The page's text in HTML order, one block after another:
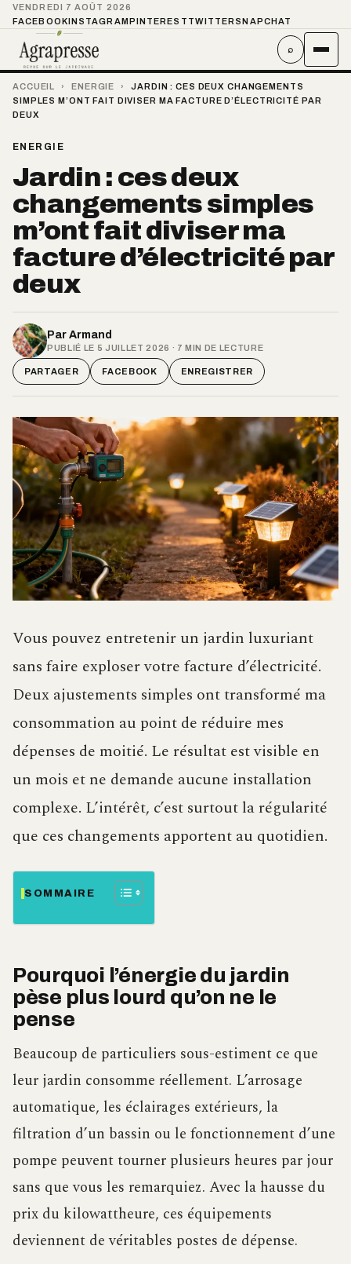
VENDREDI 7 AOÛT 2026
FACEBOOKINSTAGRAMPINTEREST TWITTER SNAPCHAT
⌕
ACCUEIL › ENERGIE ›
JARDIN : CES DEUX CHANGEMENTS
SIMPLES M’ONT FAIT DIVISER MA FACTURE D’ÉLECTRICITÉ PAR
DEUX
ENERGIE
Jardin : ces deux
changements simples
m’ont fait diviser ma
facture d’électricité par
deux
Par Armand
PUBLIÉ LE 5 JUILLET 2026 · 7 MIN DE LECTURE
PARTAGER FACEBOOK ENREGISTRER
Vous pouvez entretenir un jardin luxuriant
sans faire exploser votre facture d’électricité.
Deux ajustements simples ont transformé ma
consommation au point de réduire mes
dépenses de moitié. Le résultat est visible en
un mois et ne demande aucune installation
complexe. L’intérêt, c’est surtout la régularité
que ces changements apportent au quotidien.
SOMMAIRE
Pourquoi l’énergie du jardin
pèse plus lourd qu’on ne le
pense
Beaucoup de particuliers sous-estiment ce que
leur jardin consomme réellement. L’arrosage
automatique, les éclairages extérieurs, la
filtration d’un bassin ou le fonctionnement d’une
pompe peuvent tourner plusieurs heures par jour
sans que vous les remarquiez. Avec la hausse du
prix du kilowattheure, ces équipements
deviennent de véritables postes de dépense.